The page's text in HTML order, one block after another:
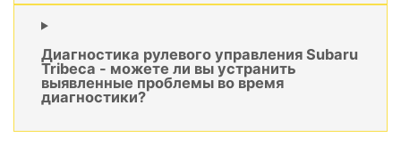
Диагностика рулевого управления Subaru
Tribeca - можете ли вы устранить
выявленные проблемы во время
диагностики?